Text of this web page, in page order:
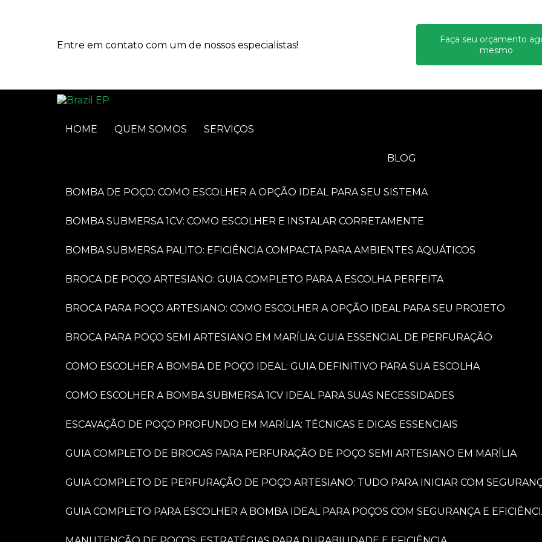
Entre em contato com um de nossos especialistas!
Faça seu orçamento
mesmo
HOME QUEM SOMOS SERVIÇOS
BLOG
BOMBA DE POÇO: COMO ESCOLHER A OPÇÃO IDEAL PARA SEU SISTEMA
BOMBA SUBMERSA 1CV: COMO ESCOLHER E INSTALAR CORRETAMENTE
BOMBA SUBMERSA PALITO: EFICIÊNCIA COMPACTA PARA AMBIENTES AQUÁTICOS
BROCA DE POÇO ARTESIANO: GUIA COMPLETO PARA A ESCOLHA PERFEITA
BROCA PARA POÇO ARTESIANO: COMO ESCOLHER A OPÇÃO IDEAL PARA SEU PROJETO
BROCA PARA POÇO SEMI ARTESIANO EM MARÍLIA: GUIA ESSENCIAL DE PERFURAÇÃO
COMO ESCOLHER A BOMBA DE POÇO IDEAL: GUIA DEFINITIVO PARA SUA ESCOLHA
COMO ESCOLHER A BOMBA SUBMERSA 1CV IDEAL PARA SUAS NECESSIDADES
ESCAVAÇÃO DE POÇO PROFUNDO EM MARÍLIA: TÉCNICAS E DICAS ESSENCIAIS
GUIA COMPLETO DE BROCAS PARA PERFURAÇÃO DE POÇO SEMI ARTESIANO EM MARÍLIA
GUIA COMPLETO DE PERFURAÇÃO DE POÇO ARTESIANO: TUDO PARA INICIAR COM
GUIA COMPLETO PARA ESCOLHER A BOMBA IDEAL PARA POÇOS COM SEGURANÇA E